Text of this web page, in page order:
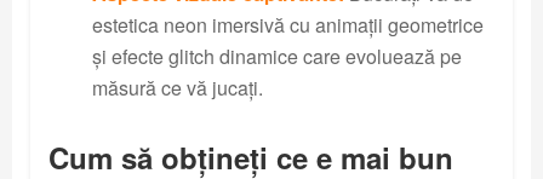
estetica neon imersivă cu animații geometrice
și efecte glitch dinamice care evoluează pe
măsură ce vă jucați.
Cum să obțineți ce e mai bun